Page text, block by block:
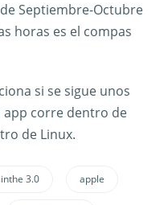
Septiembre-Octubre
horas es el compas
si se sigue unos
app corre dentro de
de Linux.
3.0 apple